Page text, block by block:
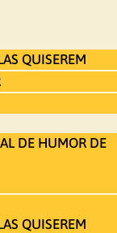
QUISEREM
DE HUMOR DE
QUISEREM